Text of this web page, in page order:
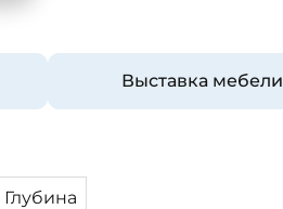
Выставка мебели
Глубина